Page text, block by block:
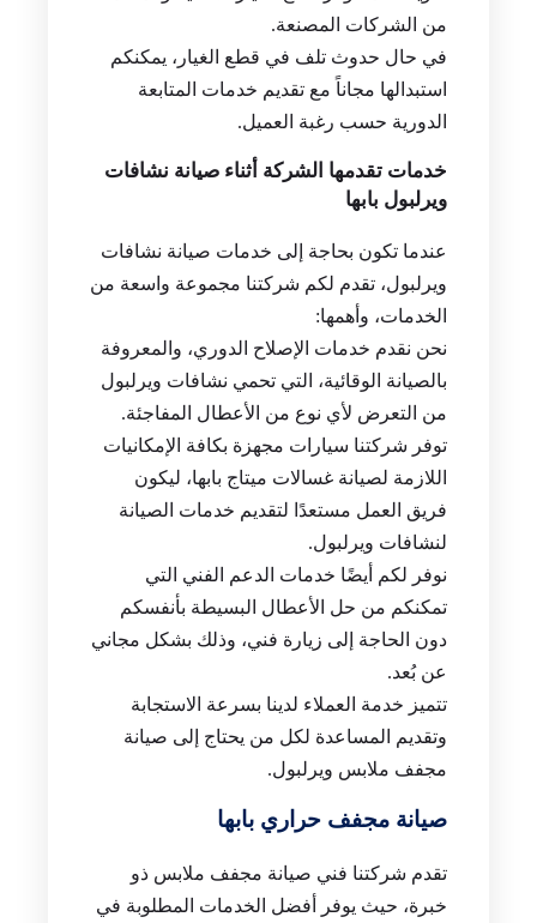
من الشركات المصنعة.
في حال حدوث تلف في قطع الغيار، يمكنكم
استبدالها مجاناً مع تقديم خدمات المتابعة
الدورية حسب رغبة العميل.
خدمات تقدمها الشركة أثناء صيانة نشافات
ويرلبول بابها
عندما تكون بحاجة إلى خدمات صيانة نشافات
ويرلبول، تقدم لكم شركتنا مجموعة واسعة من
الخدمات، وأهمها:
نحن نقدم خدمات الإصلاح الدوري، والمعروفة
بالصيانة الوقائية، التي تحمي نشافات ويرلبول
من التعرض لأي نوع من الأعطال المفاجئة.
توفر شركتنا سيارات مجهزة بكافة الإمكانيات
اللازمة لصيانة غسالات ميتاج بابها، ليكون
فريق العمل مستعدًا لتقديم خدمات الصيانة
لنشافات ويرلبول.
نوفر لكم أيضًا خدمات الدعم الفني التي
تمكنكم من حل الأعطال البسيطة بأنفسكم
دون الحاجة إلى زيارة فني، وذلك بشكل مجاني
عن بُعد.
تتميز خدمة العملاء لدينا بسرعة الاستجابة
وتقديم المساعدة لكل من يحتاج إلى صيانة
مجفف ملابس ويرلبول.
صيانة مجفف حراري بابها
تقدم شركتنا فني صيانة مجفف ملابس ذو
خبرة، حيث يوفر أفضل الخدمات المطلوبة في